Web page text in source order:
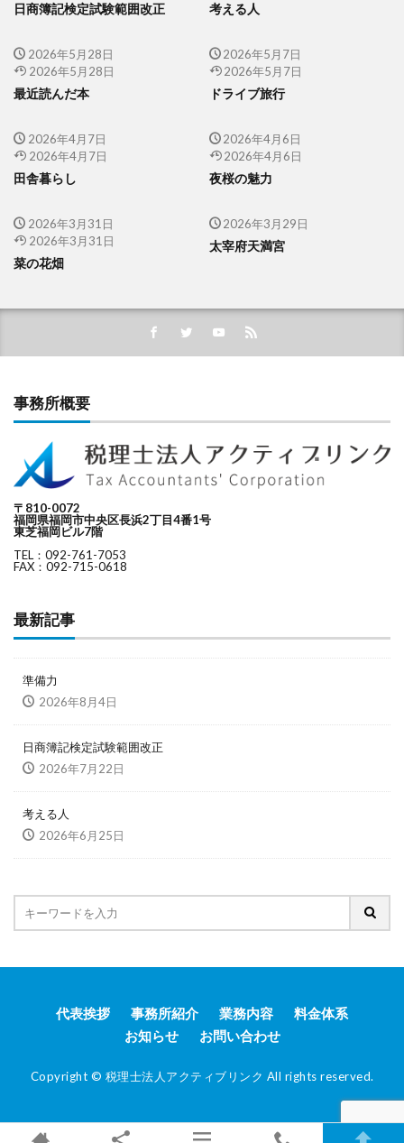
日商簿記検定試験範囲改正 考える人
2026年5月28日
2026年5月28日
最近読んだ本
2026年5月7日
2026年5月7日
ドライブ旅行
2026年4月7日
2026年4月7日
田舎暮らし
2026年4月6日
2026年4月6日
夜桜の魅力
2026年3月31日
2026年3月31日
菜の花畑
2026年3月29日
太宰府天満宮
事務所概要
〒810-0072
福岡県福岡市中央区長浜2丁目4番1号
東芝福岡ビル7階
TEL：092-761-7053
FAX：092-715-0618
最新記事
準備力
2026年8月4日
日商簿記検定試験範囲改正
2026年7月22日
考える人
2026年6月25日
代表挨拶 事務所紹介 業務内容
料金体系
お知らせ
お問い合わせ
Copyright © 税理士法人アクティブリンク All rights reserved.